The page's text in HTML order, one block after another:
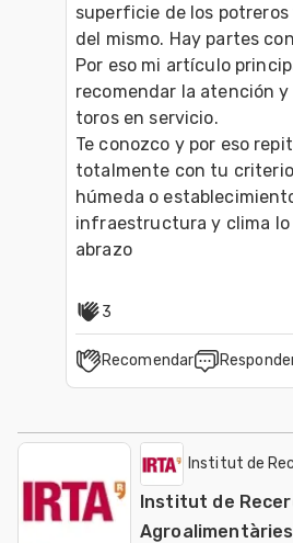
superficie de los
del mismo. Hay partes
Por eso mi artículo
recomendar la atención
toros en servicio.
Te conozco y por eso
totalmente con tu criterio
húmeda o
infraestructura y clima
abrazo
3
Recomendar
Institut de
Institut de
Agroalimentàries